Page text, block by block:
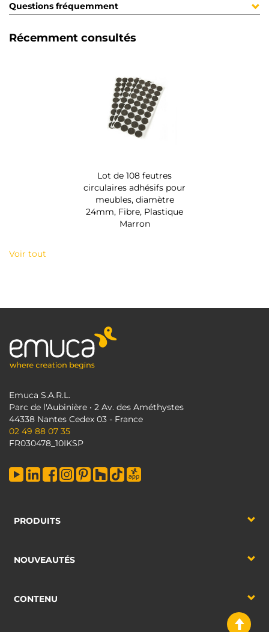
Questions fréquemment
Récemment consultés
Lot de 108 feutres
circulaires adhésifs pour
meubles, diamètre
24mm, Fibre, Plastique
Marron
Voir tout
Emuca S.A.R.L.
Parc de l'Aubinière • 2 Av. des Améthystes
44338 Nantes Cedex 03 - France
02 49 88 07 35
FR030478_10IKSP
PRODUITS
NOUVEAUTÉS
CONTENU